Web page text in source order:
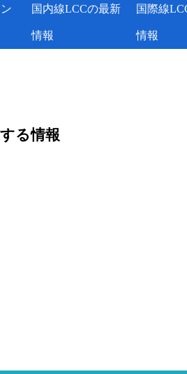
国内線LCCの最新
情報
国際線
情報
る情報